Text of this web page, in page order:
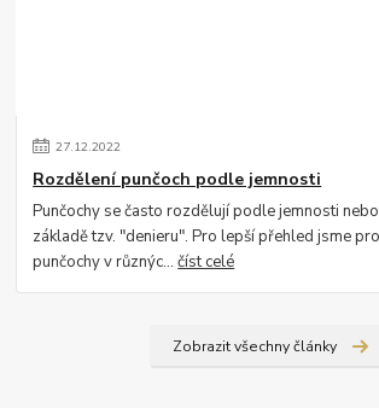
27.12.2022
Rozdělení punčoch podle jemnosti
Punčochy se často rozdělují podle jemnosti
základě tzv. "denieru". Pro lepší přehled jsme
punčochy v různýc...číst celé
Zobrazit všechny články